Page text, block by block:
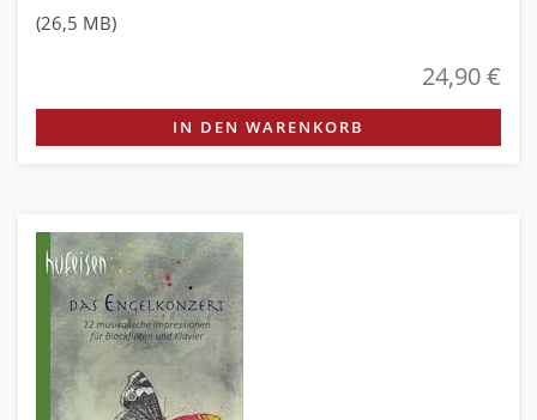
(26,5 MB)
24,90 €
IN DEN WARENKORB